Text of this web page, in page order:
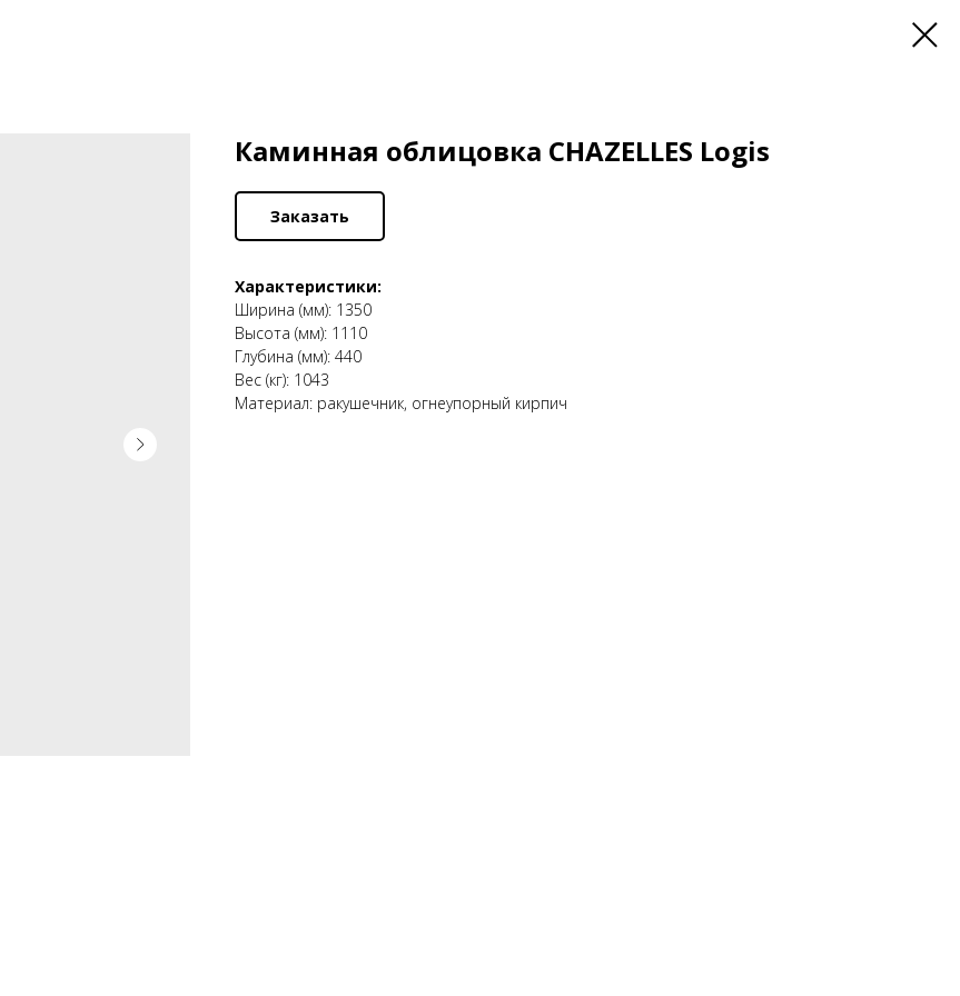
Каминная облицовка CHAZELLES Logis
Заказать
Характеристики:
Ширина (мм): 1350
Высота (мм): 1110
Глубина (мм): 440
Вес (кг): 1043
Материал: ракушечник, огнеупорный кирпич